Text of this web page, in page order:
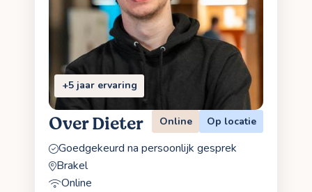
+5 jaar ervaring
Over Dieter Online Op locatie
Goedgekeurd na persoonlijk gesprek
Brakel
Online